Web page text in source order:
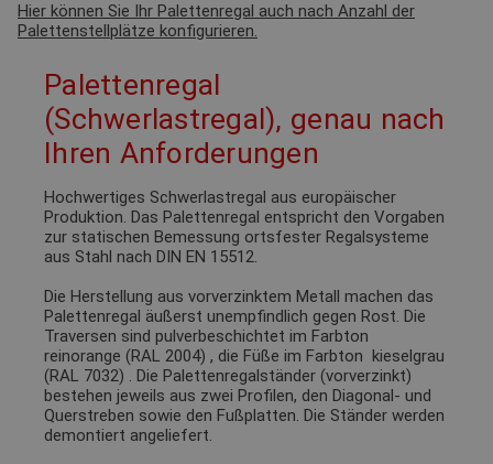
Hier können Sie Ihr Palettenregal auch nach Anzahl der
Palettenstellplätze konfigurieren.
Palettenregal
(Schwerlastregal), genau nach
Ihren Anforderungen
Hochwertiges Schwerlastregal aus europäischer
Produktion. Das Palettenregal entspricht den Vorgaben
zur statischen Bemessung ortsfester Regalsysteme
aus Stahl nach DIN EN 15512.
Die Herstellung aus vorverzinktem Metall machen das
Palettenregal äußerst unempfindlich gegen Rost. Die
Traversen sind pulverbeschichtet im Farbton
reinorange (RAL 2004) , die Füße im Farbton
kieselgrau
(RAL 7032) . Die Palettenregalständer (vorverzinkt)
bestehen jeweils aus zwei Profilen, den Diagonal- und
Querstreben sowie den Fußplatten. Die Ständer werden
demontiert angeliefert.